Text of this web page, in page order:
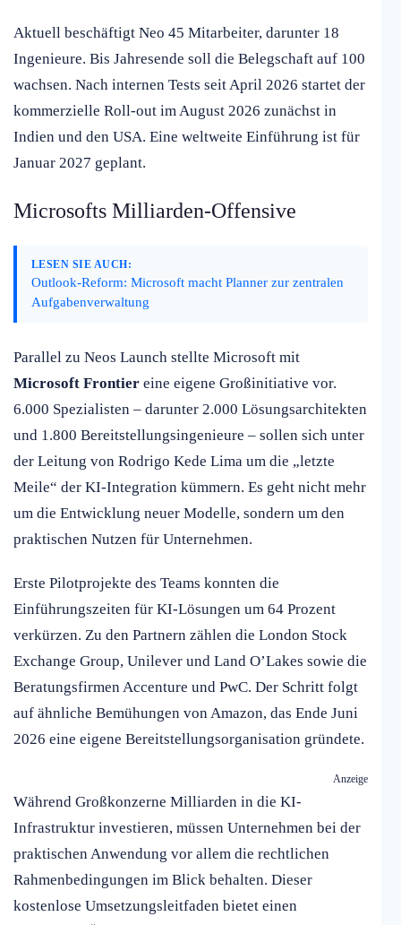
Aktuell beschäftigt Neo 45 Mitarbeiter, darunter 18
Ingenieure. Bis Jahresende soll die Belegschaft auf 100
wachsen. Nach internen Tests seit April 2026 startet der
kommerzielle Roll-out im August 2026 zunächst in
Indien und den USA. Eine weltweite Einführung ist für
Januar 2027 geplant.
Microsofts Milliarden-Offensive
LESEN SIE AUCH:
Outlook-Reform: Microsoft macht Planner zur zentralen
Aufgabenverwaltung
Parallel zu Neos Launch stellte Microsoft mit
Microsoft Frontier eine eigene Großinitiative vor.
6.000 Spezialisten – darunter 2.000 Lösungsarchitekten
und 1.800 Bereitstellungsingenieure – sollen sich unter
der Leitung von Rodrigo Kede Lima um die „letzte
Meile“ der KI-Integration kümmern. Es geht nicht mehr
um die Entwicklung neuer Modelle, sondern um den
praktischen Nutzen für Unternehmen.
Erste Pilotprojekte des Teams konnten die
Einführungszeiten für KI-Lösungen um 64 Prozent
verkürzen. Zu den Partnern zählen die London Stock
Exchange Group, Unilever und Land O’Lakes sowie die
Beratungsfirmen Accenture und PwC. Der Schritt folgt
auf ähnliche Bemühungen von Amazon, das Ende Juni
2026 eine eigene Bereitstellungsorganisation gründete.
Anzeige
Während Großkonzerne Milliarden in die KI-
Infrastruktur investieren, müssen Unternehmen bei der
praktischen Anwendung vor allem die rechtlichen
Rahmenbedingungen im Blick behalten. Dieser
kostenlose Umsetzungsleitfaden bietet einen